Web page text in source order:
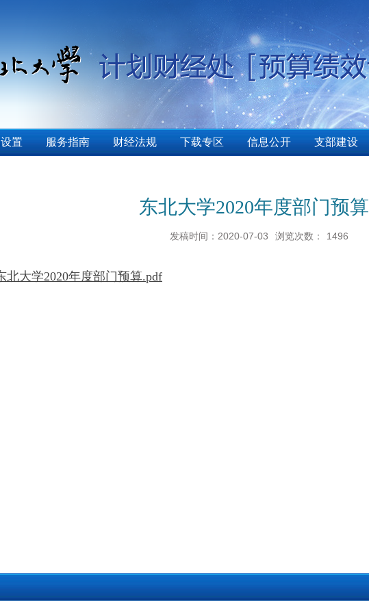
置 服务指南 财经法规 下载专区 信息公开 支部建设
东北大学2020年度部门预算
发稿时间：2020-07-03 浏览次数： 1496
北大学2020年度部门预算.pdf